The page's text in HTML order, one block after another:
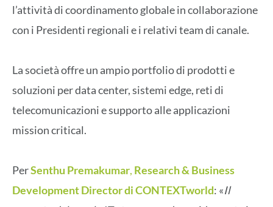
l’attività di coordinamento globale in collaborazione
con i Presidenti regionali e i relativi team di canale.
La società offre un ampio portfolio di prodotti e
soluzioni per data center, sistemi edge, reti di
telecomunicazioni e supporto alle applicazioni
mission critical.
PerSenthu Premakumar, Research & Business
Development Director di CONTEXTworld: «Il